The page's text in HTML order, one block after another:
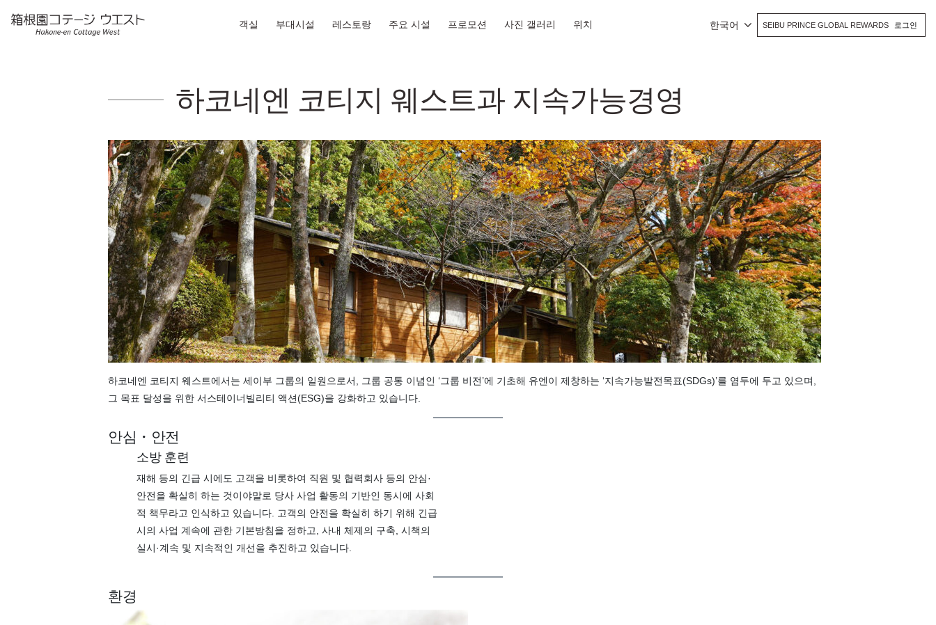
객실 부대시설 레스토랑 주요 시설 프로모션 사진 갤러리 위치 한국어 SEIBU PRINCE GLOBAL REWARDS 로그인
하코네엔 코티지 웨스트과 지속가능경영
하코네엔 코티지 웨스트에서는 세이부 그룹의 일원으로서, 그룹 공통 이념인 ‘그룹 비전’에 기초해 유엔이 제창하는 ‘지속가능발전목표(SDGs)’를 염두에 두고 있으며,
그 목표 달성을 위한 서스테이너빌리티 액션(ESG)을 강화하고 있습니다.
안심・안전
소방 훈련
재해 등의 긴급 시에도 고객을 비롯하여 직원 및 협력회사 등의 안심·
안전을 확실히 하는 것이야말로 당사 사업 활동의 기반인 동시에 사회
적 책무라고 인식하고 있습니다. 고객의 안전을 확실히 하기 위해 긴급
시의 사업 계속에 관한 기본방침을 정하고, 사내 체제의 구축, 시책의
실시·계속 및 지속적인 개선을 추진하고 있습니다.
환경